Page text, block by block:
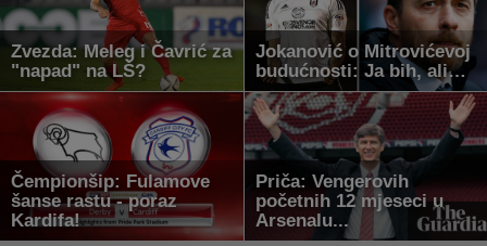
Zvezda: Meleg i Čavrić za
"napad" na LŠ?
Jokanović o Mitrovićevoj
budućnosti: Ja bih, ali…
Čempionšip: Fulamove
šanse rastu - poraz
Kardifa!
Priča: Vengerovih
početnih 12 mjeseci u
Arsenalu...